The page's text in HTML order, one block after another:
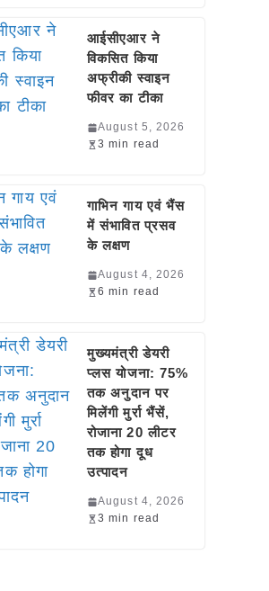
आईसीएआर ने
विकसित किया
अफ्रीकी स्वाइन
फीवर का टीका
August 5, 2026
3 min read
गाभिन गाय एवं भैंस
में संभावित प्रसव
के लक्षण
August 4, 2026
6 min read
मुख्यमंत्री डेयरी
प्लस योजना: 75%
तक अनुदान पर
मिलेंगी मुर्रा भैंसें,
रोजाना 20 लीटर
तक होगा दूध
उत्पादन
August 4, 2026
3 min read